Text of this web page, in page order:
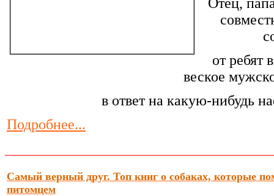
от ребят
веское
в ответ на какую-нибудь
Подробнее...
Самый верный друг. Топ книг о собаках, которые
питомцем